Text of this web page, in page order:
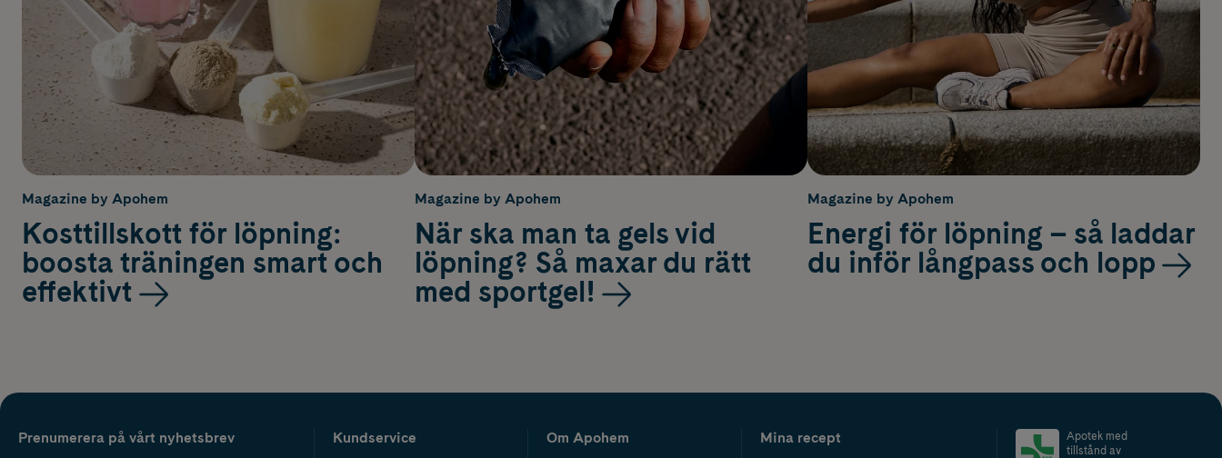
Magazine by Apohem
Kosttillskott för löpning:
boosta träningen smart och
effektivt
Magazine by Apohem
När ska man ta gels vid
löpning? Så maxar du rätt
med sportgel!
Magazine by Apohem
Energi för löpning – så laddar
du inför långpass och lopp
Prenumerera på vårt nyhetsbrev
Kundservice Om Apohem Mina recept
Apotek med
tillstånd av